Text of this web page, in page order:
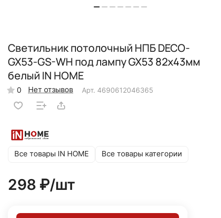
Светильник потолочный НПБ DECO-
GX53-GS-WH под лампу GX53 82х43мм
белый IN HOME
0 Нет отзывов Арт. 4690612046365
Все товары IN HOME Все товары категории
298 ₽/шт